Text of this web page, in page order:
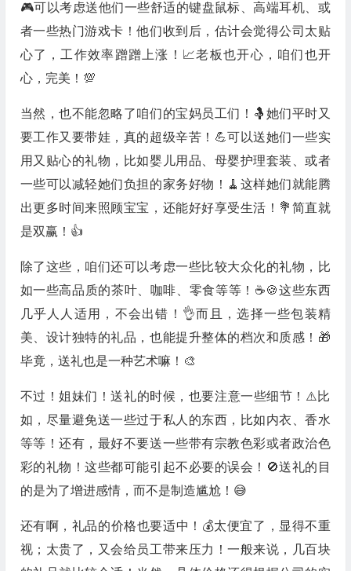
🎮可以考虑送他们一些舒适的键盘鼠标、高端耳机、或
者一些热门游戏卡！他们收到后，估计会觉得公司太贴
心了，工作效率蹭蹭上涨！📈老板也开心，咱们也开
心，完美！💯
当然，也不能忽略了咱们的宝妈员工们！🤱她们平时又
要工作又要带娃，真的超级辛苦！💪可以送她们一些实
用又贴心的礼物，比如婴儿用品、母婴护理套装、或者
一些可以减轻她们负担的家务好物！🧹这样她们就能腾
出更多时间来照顾宝宝，还能好好享受生活！💐简直就
是双赢！👍
除了这些，咱们还可以考虑一些比较大众化的礼物，比
如一些高品质的茶叶、咖啡、零食等等！☕🍪这些东西
几乎人人适用，不会出错！👌而且，选择一些包装精
美、设计独特的礼品，也能提升整体的档次和质感！🎁
毕竟，送礼也是一种艺术嘛！🎨
不过！姐妹们！送礼的时候，也要注意一些细节！⚠️比
如，尽量避免送一些过于私人的东西，比如内衣、香水
等等！还有，最好不要送一些带有宗教色彩或者政治色
彩的礼物！这些都可能引起不必要的误会！🚫送礼的目
的是为了增进感情，而不是制造尴尬！😅
还有啊，礼品的价格也要适中！💰太便宜了，显得不重
视；太贵了，又会给员工带来压力！一般来说，几百块